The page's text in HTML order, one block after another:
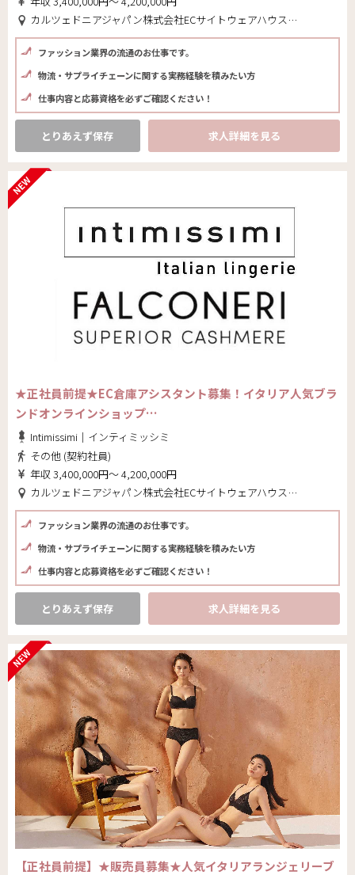
カルツェドニアジャパン株式会社ECサイトウェアハウス(東京都 大田区)
ファッション業界の流通のお仕事です。
物流・サプライチェーンに関する実務経験を積みたい方
仕事内容と応募資格を必ずご確認ください！
とりあえず保存 求人詳細を見る
★正社員前提★EC倉庫アシスタント募集！イタリア人気ブラ
ンドオンラインショップ…
Intimissimi｜インティミッシミ
その他 (契約社員)
年収 3,400,000円～ 4,200,000円
カルツェドニアジャパン株式会社ECサイトウェアハウス(東京都 大田区)
ファッション業界の流通のお仕事です。
物流・サプライチェーンに関する実務経験を積みたい方
仕事内容と応募資格を必ずご確認ください！
とりあえず保存 求人詳細を見る
【正社員前提】★販売員募集★人気イタリアランジェリーブ